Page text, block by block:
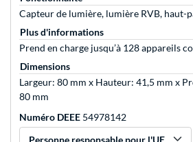
Capteur de lumière, lumière RVB, haut-
Plus d'informations
Prend en charge jusqu’à 128 appareils
Dimensions
Largeur: 80 mm x Hauteur: 41,5 mm x
80 mm
Numéro DEEE 54978142
Personne responsable pour l'UE